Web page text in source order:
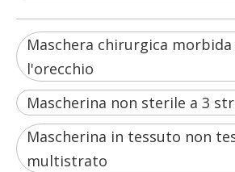
Maschera chirurgica
l'orecchio
Mascherina non sterile a 3
Mascherina in tessuto non
multistrato